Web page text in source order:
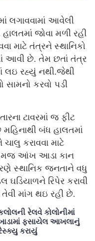
લગાવવામાં આવેલી
જોવા મળી રહી
માટે તંત્રને સ્થાનિકો
આવી છે. તેમ છતાં તંત્ર
લઇ રહ્યું નથી.જેથી
કરવો પડી
ટાવરમાં જ ફીટ
બંધ હાલતમાં
કરાવવા માટે
તેમજ આંખ આડા કાન
સ્થાનિક જનતાને વધુ
ઘડિયાળને રિપેર કરાવી
માંગ થઇ રહી છે.
રેલવે કોલોનીમાં
ફસાયેલ આખલાનું
કરાયું